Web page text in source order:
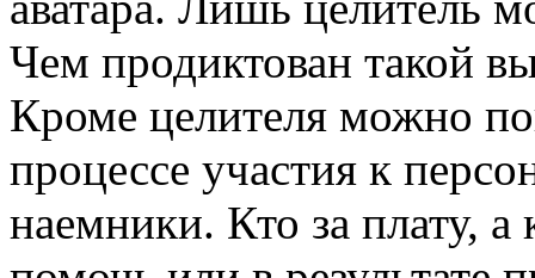
Чем продиктован такой
Кроме целителя можно
процессе участия к
наемники. Кто за плату,